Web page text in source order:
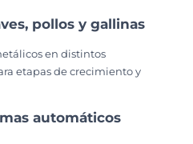
pollos y gallinas
en distintos
etapas de crecimiento y
automáticos